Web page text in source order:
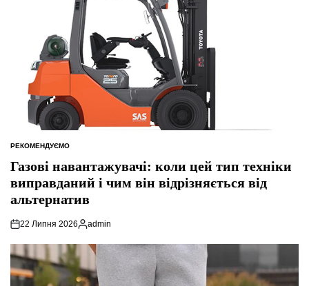
ОПУБЛІКУВАТИ
РЕКОМЕНДУЄМО
Газові навантажувачі: коли цей тип техніки
виправданий і чим він відрізняється від
альтернатив
22 Липня 2026
Опубліковано
admin